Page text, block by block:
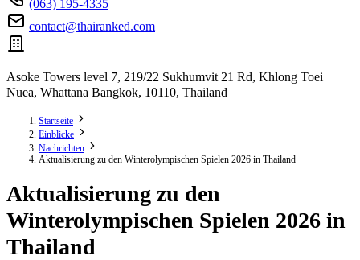
(063) 195-4335
contact@thairanked.com
Asoke Towers level 7, 219/22 Sukhumvit 21 Rd, Khlong Toei
Nuea, Whattana Bangkok, 10110, Thailand
Startseite
Einblicke
Nachrichten
Aktualisierung zu den Winterolympischen Spielen 2026 in Thailand
Aktualisierung zu den
Winterolympischen Spielen 2026 in
Thailand